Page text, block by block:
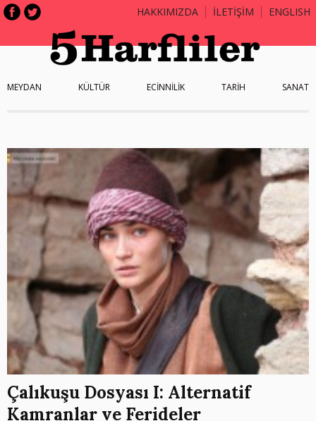
HAKKIMIZDA İLETİŞİM ENGLISH
MEYDAN KÜLTÜR ECİNNİLİK TARİH SANAT
Çalıkuşu Dosyası I: Alternatif
Kamranlar ve Ferideler